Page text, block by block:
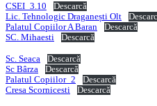
CSEI_3.10
Descarcă
Lic. Tehnologic Draganești Olt
Palatul Copiilor A Baran
Descarcă
SC. Mihaesti
Descarcă
Sc. Seaca
Descarcă
Sc Bârza
Descarcă
Palatul Copiilor_2
Descarcă
Cresa Scornicesti
Descarcă